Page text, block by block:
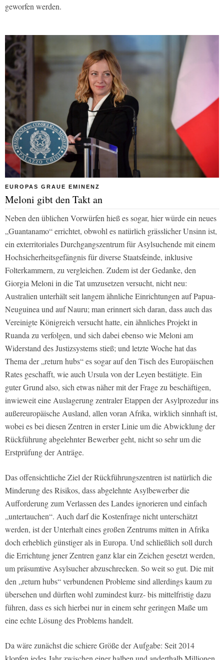
geworfen werden.
EUROPAS GRAUE EMINENZ
Meloni gibt den Takt an
Neben den üblichen Vorwürfen hieß es sogar, hier würde ein neues
„Guantanamo“ errichtet, obwohl es natürlich grässlicher Unsinn ist,
ein exterritoriales Durchgangszentrum für Asylsuchende mit einem
Hochsicherheitsgefängnis für diverse Staatsfeinde, inklusive
Folterkammern, zu vergleichen. Zudem ist der Gedanke, den
Giorgia Meloni in die Tat umzusetzen versucht, nicht neu:
Australien unterhält seit langem ähnliche Einrichtungen auf Papua-
Neuguinea und auf Nauru; man erinnert sich daran, dass auch das
Vereinigte Königreich versucht hatte, ein ähnliches Projekt in
Ruanda zu verfolgen, und sich dabei ebenso wie Meloni am
Widerstand des Justizsystems stieß; und letzte Woche hat das
Thema der „return hubs“ es sogar auf den Tisch des Europäischen
Rates geschafft, wie auch Ursula von der Leyen bestätigte. Ein
guter Grund also, sich etwas näher mit der Frage zu beschäftigen,
inwieweit eine Auslagerung zentraler Etappen der Asylprozedur ins
außereuropäische Ausland, allen voran Afrika, wirklich sinnhaft ist,
wobei es bei diesen Zentren in erster Linie um die Abwicklung der
Rückführung abgelehnter Bewerber geht, nicht so sehr um die
Erstprüfung der Anträge.
Das offensichtliche Ziel der Rückführungszentren ist natürlich die
Minderung des Risikos, dass abgelehnte Asylbewerber die
Aufforderung zum Verlassen des Landes ignorieren und einfach
„untertauchen“. Auch darf die Kostenfrage nicht unterschätzt
werden, ist der Unterhalt eines großen Zentrums mitten in Afrika
doch erheblich günstiger als in Europa. Und schließlich soll durch
die Errichtung jener Zentren ganz klar ein Zeichen gesetzt werden,
um präsumtive Asylsucher abzuschrecken. So weit so gut. Die mit
den „return hubs“ verbundenen Probleme sind allerdings kaum zu
übersehen und dürften wohl zumindest kurz- bis mittelfristig dazu
führen, dass es sich hierbei nur in einem sehr geringen Maße um
eine echte Lösung des Problems handelt.
Da wäre zunächst die schiere Größe der Aufgabe: Seit 2014